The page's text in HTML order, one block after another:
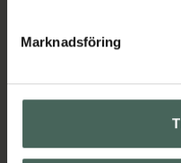
Marknadsföring
Kronans Apotek finns här
datorn. Oavsett vem du
hjälpa just dig att må
med oss.